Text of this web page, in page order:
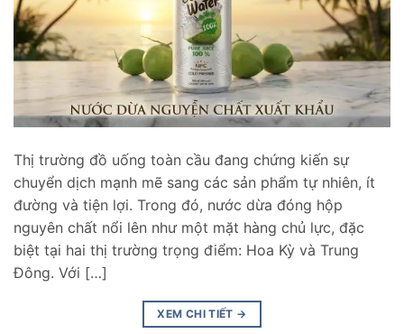
Thị trường đồ uống toàn cầu đang chứng kiến sự
chuyển dịch mạnh mẽ sang các sản phẩm tự nhiên, ít
đường và tiện lợi. Trong đó, nước dừa đóng hộp
nguyên chất nổi lên như một mặt hàng chủ lực, đặc
biệt tại hai thị trường trọng điểm: Hoa Kỳ và Trung
Đông. Với […]
XEM CHI TIẾT →